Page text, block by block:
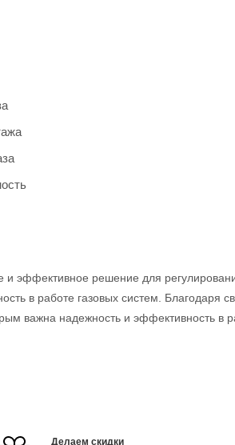
и эффективное решение для
в работе газовых систем. Благодаря
важна надежность и эффективность в
Делаем скидки